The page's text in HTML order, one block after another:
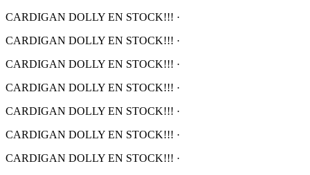
CARDIGAN DOLLY EN STOCK!!! ·
CARDIGAN DOLLY EN STOCK!!! ·
CARDIGAN DOLLY EN STOCK!!! ·
CARDIGAN DOLLY EN STOCK!!! ·
CARDIGAN DOLLY EN STOCK!!! ·
CARDIGAN DOLLY EN STOCK!!! ·
CARDIGAN DOLLY EN STOCK!!! ·